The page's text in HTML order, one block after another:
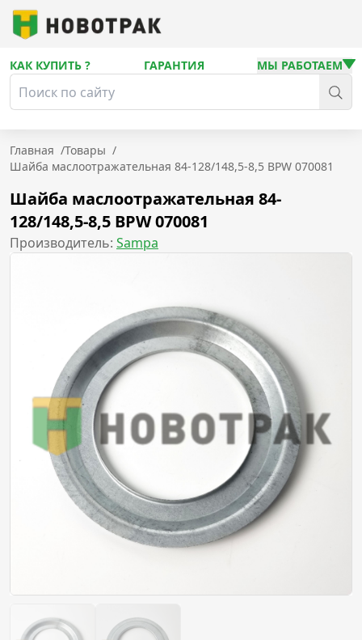
КАК КУПИТЬ ? ГАРАНТИЯ МЫ РАБОТАЕМ
Главная /Товары /
Шайба маслоотражательная 84-128/148,5-8,5 BPW 070081
Шайба маслоотражательная 84-
128/148,5-8,5 BPW 070081
Производитель: Sampa